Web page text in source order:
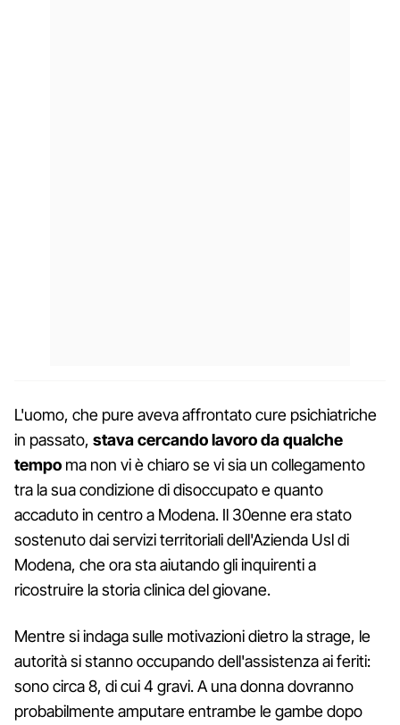
L'uomo, che pure aveva affrontato cure psichiatriche
in passato, stava cercando lavoro da qualche
tempo ma non vi è chiaro se vi sia un collegamento
tra la sua condizione di disoccupato e quanto
accaduto in centro a Modena. Il 30enne era stato
sostenuto dai servizi territoriali dell'Azienda Usl di
Modena, che ora sta aiutando gli inquirenti a
ricostruire la storia clinica del giovane.
Mentre si indaga sulle motivazioni dietro la strage, le
autorità si stanno occupando dell'assistenza ai feriti:
sono circa 8, di cui 4 gravi. A una donna dovranno
probabilmente amputare entrambe le gambe dopo